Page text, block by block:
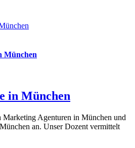
München
in München
Marketing Agenturen in München und
an. Unser Dozent vermittelt